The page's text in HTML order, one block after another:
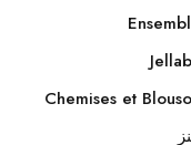
Chemises et